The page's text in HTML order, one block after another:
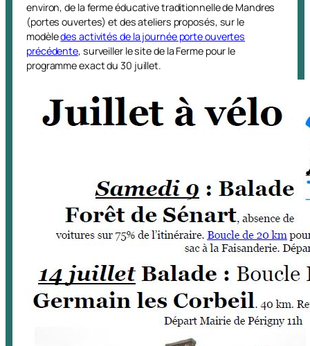
environ, de la ferme éducative traditionnelle de Mandres
(portes ouvertes) et des ateliers proposés, sur le
modèledes activités de la journée porte ouvertes
précédente, surveiller le site de la Ferme pour le
programme exact du 30 juillet.